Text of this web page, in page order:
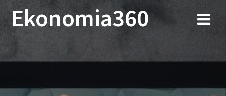
do
treści
Ekonomia360